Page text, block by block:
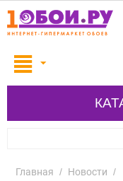
Главная / Новости /